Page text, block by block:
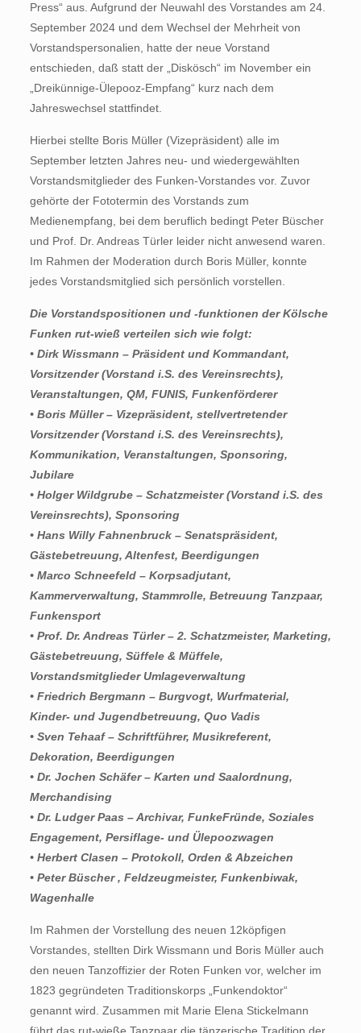
Press“ aus. Aufgrund der Neuwahl des Vorstandes am 24.
September 2024 und dem Wechsel der Mehrheit von
Vorstandspersonalien, hatte der neue Vorstand
entschieden, daß statt der „Diskösch“ im November ein
„Dreikünnige-Ülepooz-Empfang“ kurz nach dem
Jahreswechsel stattfindet.
Hierbei stellte Boris Müller (Vizepräsident) alle im
September letzten Jahres neu- und wiedergewählten
Vorstandsmitglieder des Funken-Vorstandes vor. Zuvor
gehörte der Fototermin des Vorstands zum
Medienempfang, bei dem beruflich bedingt Peter Büscher
und Prof. Dr. Andreas Türler leider nicht anwesend waren.
Im Rahmen der Moderation durch Boris Müller, konnte
jedes Vorstandsmitglied sich persönlich vorstellen.
Die Vorstandspositionen und -funktionen der Kölsche
Funken rut-wieß verteilen sich wie folgt:
• Dirk Wissmann – Präsident und Kommandant,
Vorsitzender (Vorstand i.S. des Vereinsrechts),
Veranstaltungen, QM, FUNIS, Funkenförderer
• Boris Müller – Vizepräsident, stellvertretender
Vorsitzender (Vorstand i.S. des Vereinsrechts),
Kommunikation, Veranstaltungen, Sponsoring,
Jubilare
• Holger Wildgrube – Schatzmeister (Vorstand i.S. des
Vereinsrechts), Sponsoring
• Hans Willy Fahnenbruck – Senatspräsident,
Gästebetreuung, Altenfest, Beerdigungen
• Marco Schneefeld – Korpsadjutant,
Kammerverwaltung, Stammrolle, Betreuung Tanzpaar,
Funkensport
• Prof. Dr. Andreas Türler – 2. Schatzmeister, Marketing,
Gästebetreuung, Süffele & Müffele,
Vorstandsmitglieder Umlageverwaltung
• Friedrich Bergmann – Burgvogt, Wurfmaterial,
Kinder- und Jugendbetreuung, Quo Vadis
• Sven Tehaaf – Schriftführer, Musikreferent,
Dekoration, Beerdigungen
• Dr. Jochen Schäfer – Karten und Saalordnung,
Merchandising
• Dr. Ludger Paas – Archivar, FunkeFründe, Soziales
Engagement, Persiflage- und Ülepoozwagen
• Herbert Clasen – Protokoll, Orden & Abzeichen
• Peter Büscher , Feldzeugmeister, Funkenbiwak,
Wagenhalle
Im Rahmen der Vorstellung des neuen 12köpfigen
Vorstandes, stellten Dirk Wissmann und Boris Müller auch
den neuen Tanzoffizier der Roten Funken vor, welcher im
1823 gegründeten Traditionskorps „Funkendoktor“
genannt wird. Zusammen mit Marie Elena Stickelmann